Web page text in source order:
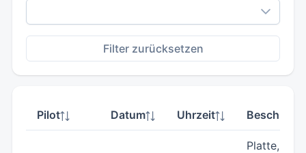
Filter zurücksetzen
Pilot Datum Uhrzeit
Platte,